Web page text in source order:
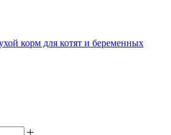
корм для котят и беременных